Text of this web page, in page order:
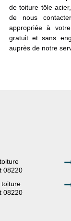
de toiture tôle
de nous
appropriée à
gratuit et sans
auprès de notre
08220
toiture
08220